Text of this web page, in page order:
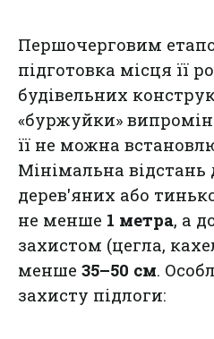
Першочерговим
підготовка місця її
будівельних
«буржуйки»
її не можна
Мінімальна
дерев'яних або
не менше 1 метра, а
захистом (цегла,
менше 35–50 см.
захисту підлоги: